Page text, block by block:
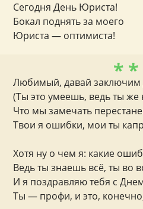
Сегодня День Юриста!
Бокал поднять за моего
Юриста — оптимиста!
* *
Любимый, давай заключим
(Ты это умеешь, ведь ты же
Что мы замечать
Твои я ошибки, мои ты
Хотя ну о чем я: какие
Ведь ты знаешь всё, ты во
И я поздравляю тебя с
Ты — профи, и это,